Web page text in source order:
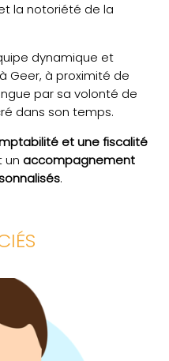
la notoriété de la
dynamique et
Geer, à proximité de
par sa volonté de
dans son temps.
et une fiscalité
un accompagnement
.